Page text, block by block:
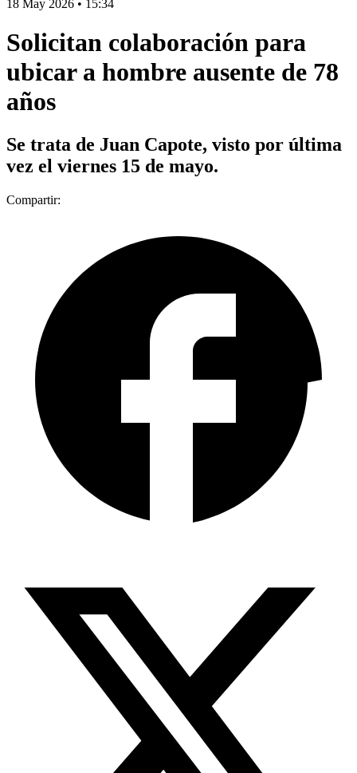
18 May 2026 • 15:34
Solicitan colaboración para
ubicar a hombre ausente de 78
años
Se trata de Juan Capote, visto por última
vez el viernes 15 de mayo.
Compartir: